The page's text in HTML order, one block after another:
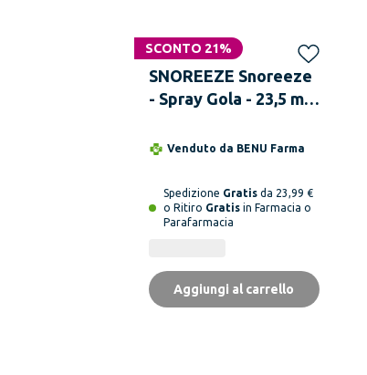
SCONTO 21%
SNOREEZE Snoreeze
- Spray Gola - 23,5 ml -
Venduto da BENU Farma
Spedizione Gratis da 23,99 €
o Ritiro Gratis in Farmacia o
Parafarmacia
Aggiungi al carrello